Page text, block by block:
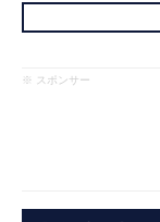
※ スポンサー